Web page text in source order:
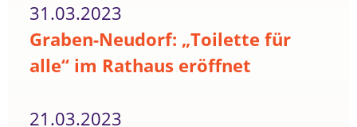
31.03.2023
Graben-Neudorf: „Toilette für
alle“ im Rathaus eröffnet
21.03.2023